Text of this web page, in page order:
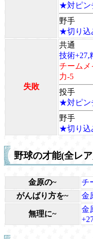
★対ピン
野手
★切り込
失敗
共通
技術+27,
チームメ
力-5
投手
★対ピン
野手
★切り込
野球の才能(全レ
金原の~
チ
がんばり方を~
金
無理に~
金